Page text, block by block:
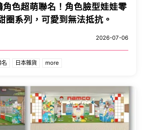
色超萌聯名！角色臉型娃娃零
圈系列，可愛到無法抵抗。
2026-07-06
名 日本雜貨 more